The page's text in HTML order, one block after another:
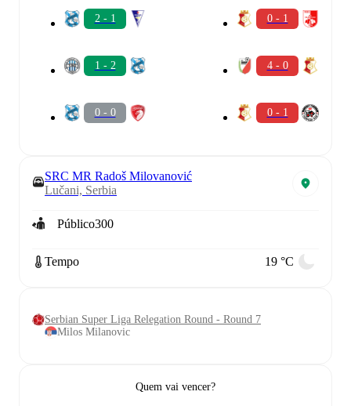
2 - 1
1 - 2
0 - 0
0 - 1
4 - 0
0 - 1
SRC MR Radoš Milovanović
Lučani, Serbia
Público300
Tempo 19 °C
Serbian Super Liga Relegation Round - Round 7
Milos Milanovic
Quem vai vencer?